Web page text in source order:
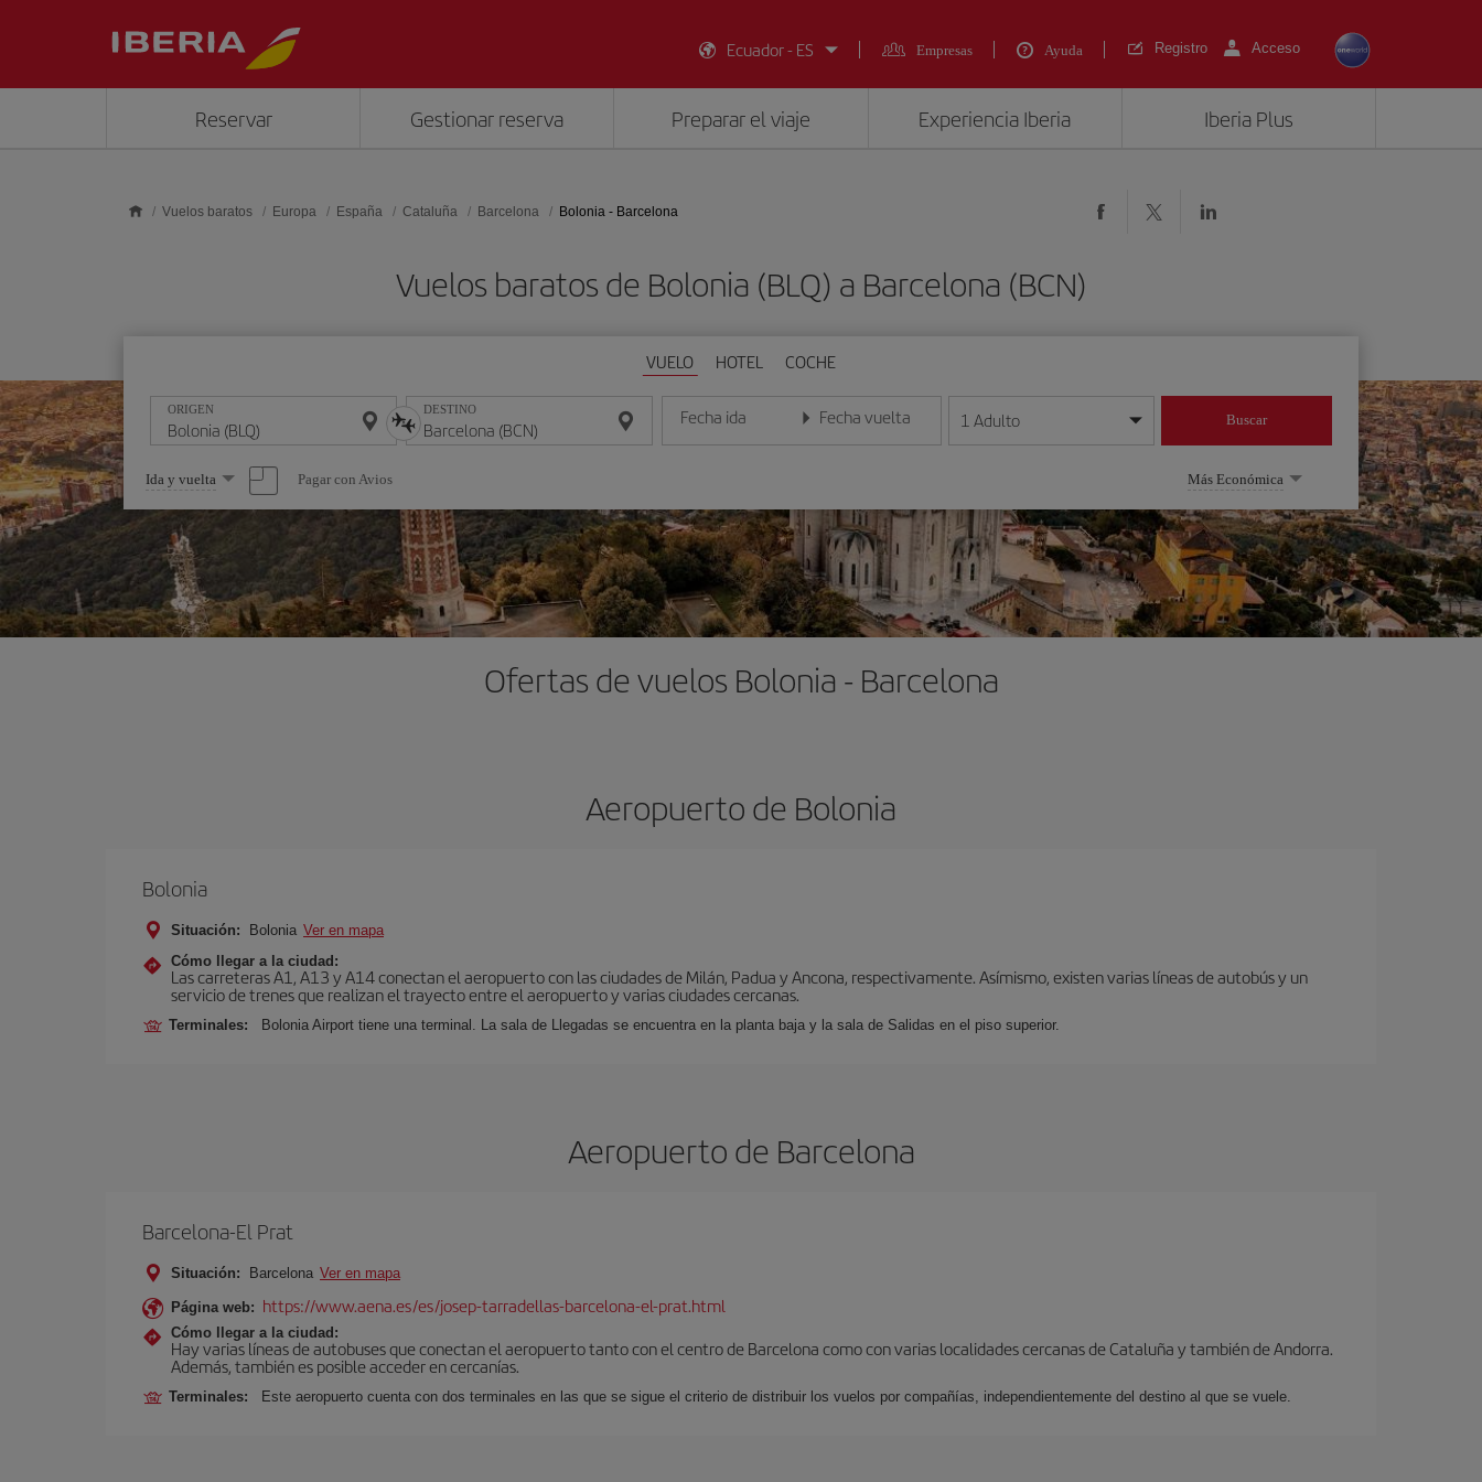
Ecuador - ES
Empresas Ayuda Registro Acceso
Reservar Gestionar reserva Preparar el viaje Experiencia Iberia Iberia Plus
Vuelos baratos Europa España Cataluña Barcelona Bolonia - Barcelona
Vuelos baratos de Bolonia (BLQ) a Barcelona (BCN)
VUELO HOTEL COCHE
ORIGEN DESTINO Fecha ida
Introduce la fecha en formato día/mes/año
Fecha vuelta
Introduce la fecha en formato día/mes/año
1 Adulto Buscar
Seleccione
una
opción
Ida y vuelta Pagar con Avios Más Económica
Ofertas de vuelos Bolonia - Barcelona
Aeropuerto de Bolonia
Bolonia
Situación: Bolonia Ver en mapa
Cómo llegar a la ciudad:
Las carreteras A1, A13 y A14 conectan el aeropuerto con las ciudades de Milán, Padua y Ancona, respectivamente. Asímismo, existen varias líneas de autobús y un
servicio de trenes que realizan el trayecto entre el aeropuerto y varias ciudades cercanas.
Terminales: Bolonia Airport tiene una terminal. La sala de Llegadas se encuentra en la planta baja y la sala de Salidas en el piso superior.
Aeropuerto de Barcelona
Barcelona-El Prat
Situación: Barcelona Ver en mapa
Página web: https://www.aena.es/es/josep-tarradellas-barcelona-el-prat.html
Cómo llegar a la ciudad:
Hay varias líneas de autobuses que conectan el aeropuerto tanto con el centro de Barcelona como con varias localidades cercanas de Cataluña y también de Andorra.
Además, también es posible acceder en cercanías.
Terminales: Este aeropuerto cuenta con dos terminales en las que se sigue el criterio de distribuir los vuelos por compañías, independientemente del destino al que se vuele.